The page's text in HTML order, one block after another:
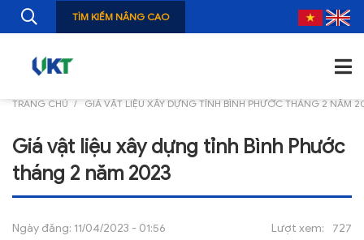
GIỚI THIỆU
TIN TỨC
NGHIÊN CỨU
TÌM KIẾM NÂNG CAO
TRANG CHỦ GIÁ VẬT LIỆU XÂY DỰNG TỈNH BÌNH PHƯỚC THÁNG 2 NĂM
Giá vật liệu xây dựng tỉnh Bình Phước
tháng 2 năm 2023
Ngày đăng: 11/04/2023 - 01:56 Lượt xem:
727